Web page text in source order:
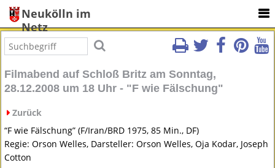
Neukölln im
Netz
Filmabend auf Schloß Britz am Sonntag,
28.12.2008 um 18 Uhr - "F wie Fälschung"
Zurück
“F wie Fälschung” (F/Iran/BRD 1975, 85 Min., DF)
Regie: Orson Welles, Darsteller: Orson Welles, Oja Kodar, Joseph
Cotton